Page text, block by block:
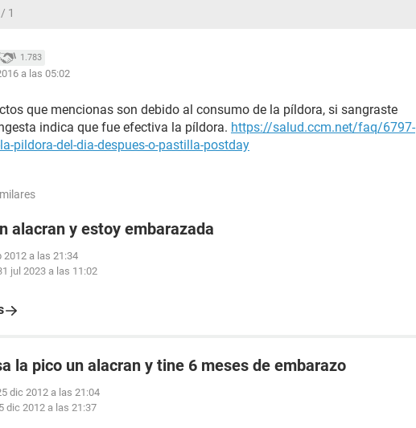
1
1.783
a las 05:02
que mencionas son debido al consumo de la píldora, si sangraste
indica que fue efectiva la píldora. https://salud.ccm.net/faq/6797-
pildora-del-dia-despues-o-pastilla-postday
alacran y estoy embarazada
2012 a las 21:34
jul 2023 a las 11:02
la pico un alacran y tine 6 meses de embarazo
dic 2012 a las 21:04
dic 2012 a las 21:37